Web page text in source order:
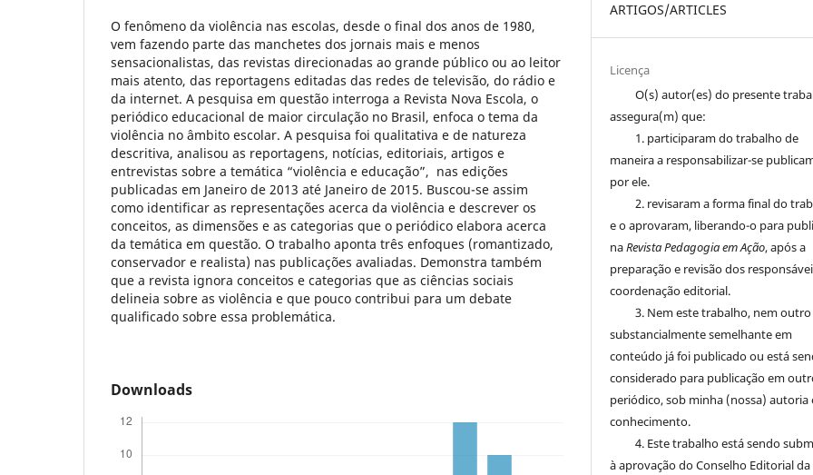
O fenômeno da violência nas escolas, desde o final dos anos de 1980,
vem fazendo parte das manchetes dos jornais mais e menos
sensacionalistas, das revistas direcionadas ao grande público ou ao leitor
mais atento, das reportagens editadas das redes de televisão, do rádio e
da internet. A pesquisa em questão interroga a Revista Nova Escola, o
periódico educacional de maior circulação no Brasil, enfoca o tema da
violência no âmbito escolar. A pesquisa foi qualitativa e de natureza
descritiva, analisou as reportagens, notícias, editoriais, artigos e
entrevistas sobre a temática “violência e educação”, nas edições
publicadas em Janeiro de 2013 até Janeiro de 2015. Buscou-se assim
como identificar as representações acerca da violência e descrever os
conceitos, as dimensões e as categorias que o periódico elabora acerca
da temática em questão. O trabalho aponta três enfoques (romantizado,
conservador e realista) nas publicações avaliadas. Demonstra também
que a revista ignora conceitos e categorias que as ciências sociais
delineia sobre as violência e que pouco contribui para um debate
qualificado sobre essa problemática.
Downloads
ARTIGOS/ARTICLES
Licença
O(s) autor(es) do presente
assegura(m) que:
1. participaram do trabalho de
maneira a responsabilizar-se
por ele.
2. revisaram a forma final do
e o aprovaram, liberando-o para
naRevista Pedagogia em Ação, após a
preparação e revisão dos
coordenação editorial.
3. Nem este trabalho, nem outro
substancialmente semelhante em
conteúdo já foi publicado ou está
considerado para publicação em
periódico, sob minha (nossa) autoria
conhecimento.
4. Este trabalho está sendo
à aprovação do Conselho Editorial da